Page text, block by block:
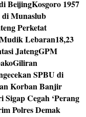
BeijingKosgoro 1957
Munaslub
Perketat
Lebaran18,23
JatengGPM
Giliran
SPBU di
Korban Banjir
Cegah ‘Perang
Polres Demak